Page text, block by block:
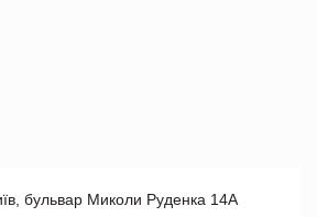
бульвар Миколи Руденка 14А